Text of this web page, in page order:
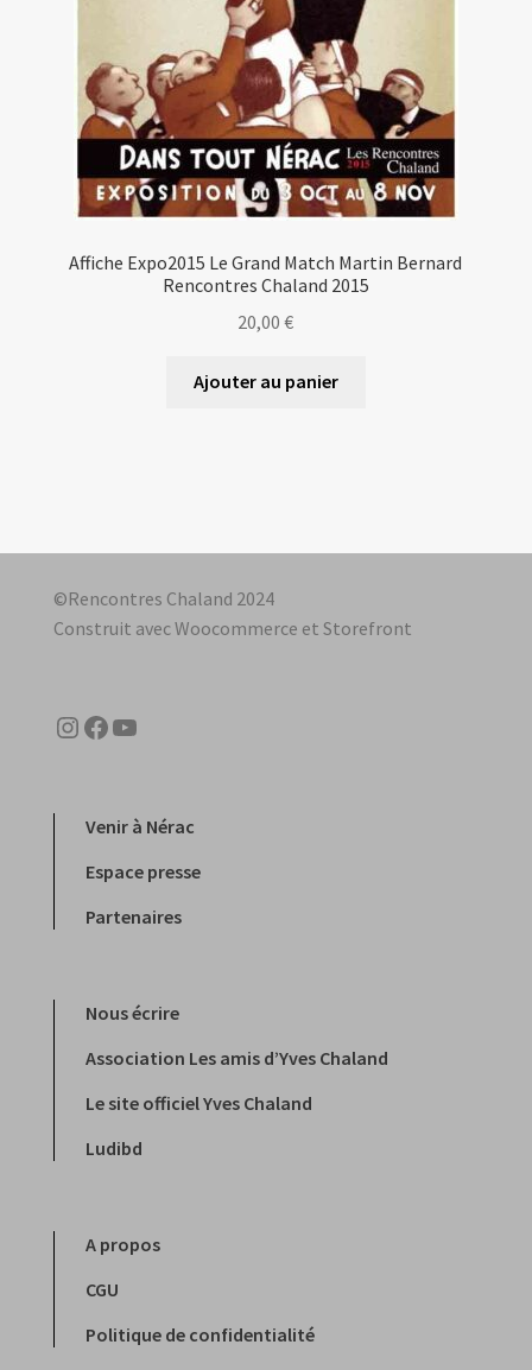
Affiche Expo2015 Le Grand Match Martin Bernard
Rencontres Chaland 2015
20,00€
Ajouter au panier
©Rencontres Chaland 2024
Construit avec Woocommerce et Storefront
Instagram
Facebook
YouTube
Venir à Nérac
Espace presse
Partenaires
Nous écrire
Association Les amis d’Yves Chaland
Le site officiel Yves Chaland
Ludibd
A propos
CGU
Politique de confidentialité